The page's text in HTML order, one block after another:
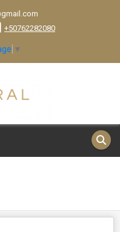
+50762282080
▼